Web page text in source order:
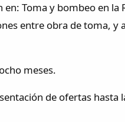
en: Toma y bombeo en
entre obra de toma, y
meses.
de ofertas hasta